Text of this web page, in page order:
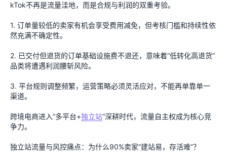
kTok不再是流量洼地，而是合规与利润的双重考验。
1. 订单量较低的卖家有机会享受费用减免，但考核门槛和持续性依
然充满不确定性。
2. 已交付但退货的订单基础设施费不退还，意味着“低转化高退货”
品类将遭遇利润腰斩风险。
3. 平台规则调整频繁，运营策略必须灵活应对，不能再单靠单一
渠道。
跨境电商进入“多平台+独立站”深耕时代，流量自主权成为核心竞
争力。
独立站流量与风控痛点：为什么90%卖家“建站易，存活难”？